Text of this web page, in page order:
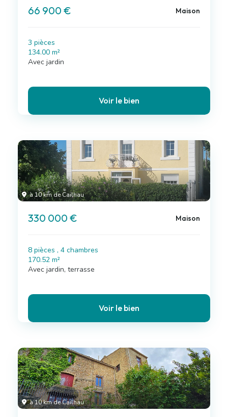
66 900 € Maison
3 pièces
134.00 m²
Avec jardin
Voir le bien
à 10 km de Cailhau
330 000 € Maison
8 pièces , 4 chambres
170.52 m²
Avec jardin, terrasse
Voir le bien
à 10 km de Cailhau